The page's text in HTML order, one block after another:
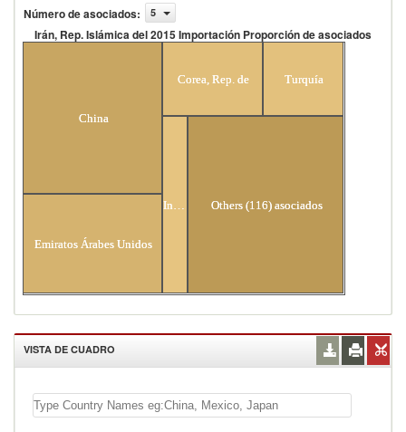
Número de asociados: 5
Irán, Rep. Islámica del 2015 Importación Proporción de asociados
China
Emiratos Árabes Unidos
Corea, Rep. de Turquía
Others (116) asociados
VISTA DE CUADRO